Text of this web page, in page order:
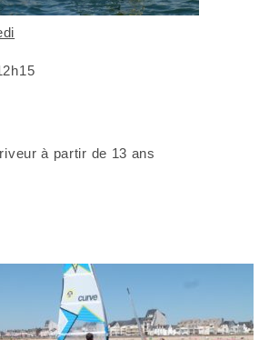
à partir de 13 ans